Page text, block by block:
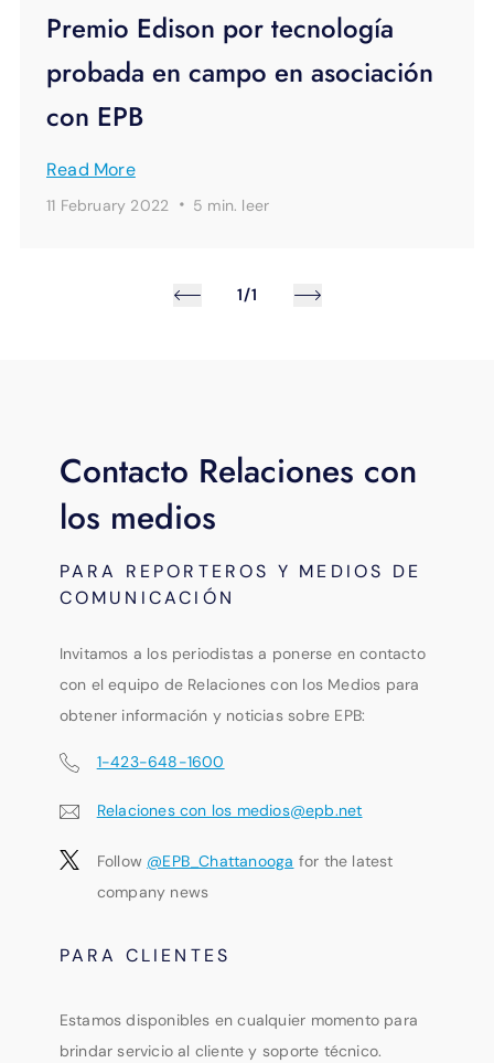
Premio Edison por tecnología
probada en campo en asociación
con EPB
Read More
11 February 2022 · 5 min. leer
1/1
Contacto Relaciones con
los medios
PARA REPORTEROS Y MEDIOS DE
COMUNICACIÓN
Invitamos a los periodistas a ponerse en contacto
con el equipo de Relaciones con los Medios para
obtener información y noticias sobre EPB:
1-423-648-1600
Relaciones con los medios@epb.net
Follow @EPB_Chattanooga for the latest
company news
PARA CLIENTES
Estamos disponibles en cualquier momento para
brindar servicio al cliente y soporte técnico.